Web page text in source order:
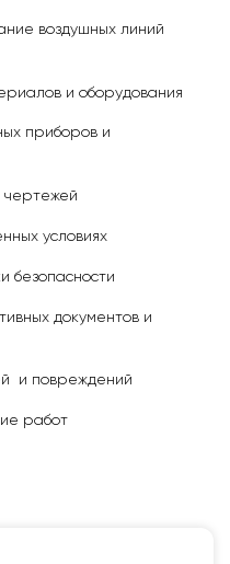
воздушных линий
и оборудования
приборов и
чертежей
условиях
безопасности
документов и
и повреждений
работ